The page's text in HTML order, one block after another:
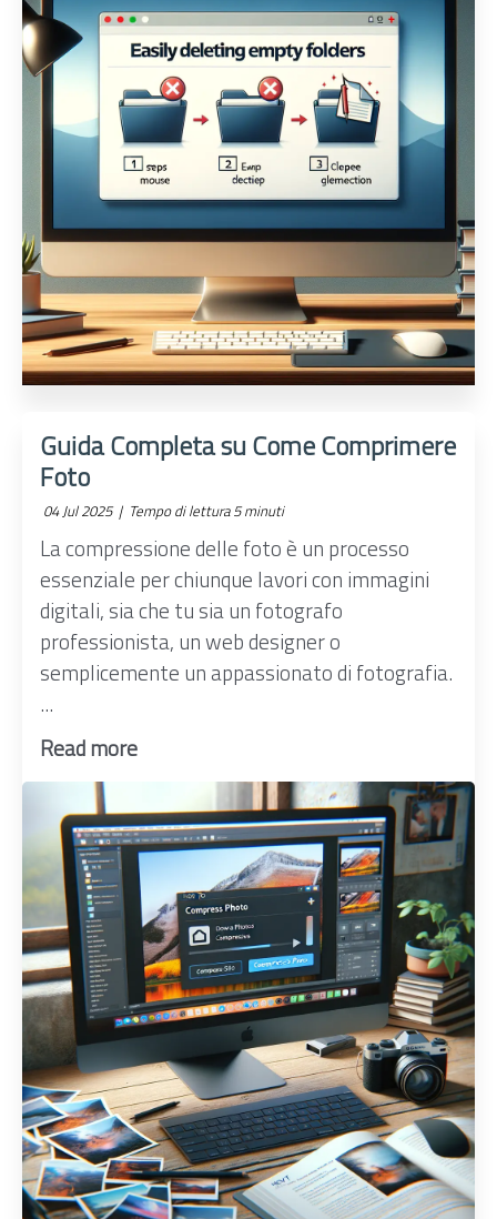
Guida Completa su Come Comprimere
Foto
04 Jul 2025 | Tempo di lettura 5 minuti
La compressione delle foto è un processo
essenziale per chiunque lavori con immagini
digitali, sia che tu sia un fotografo
professionista, un web designer o
semplicemente un appassionato di fotografia.
...
Read more